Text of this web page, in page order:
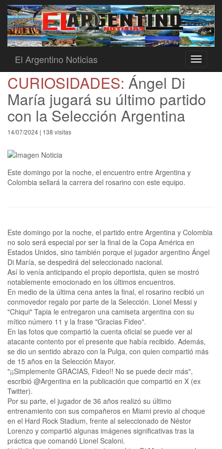
Toggle
El Argentino Noticias
CURIOSIDADES: Ángel Di
María jugará su último partido
con la Selección Argentina
14/07/2024 | 138 visitas
Este domingo por la noche, el encuentro entre Argentina y
Colombia sellará la carrera del rosarino con este equipo.
Este domingo por la noche, el partido entre Argentina y Colombia
no solo será especial por ser la final de la Copa América en
Estados Unidos, sino también porque el jugador argentino Ángel
Di María, se despedirá del seleccionado nacional.
Así lo venía anticipando el propio deportista, quien se mostró
notablemente emocionado en los últimos encuentros.
En medio de la última cena antes la final, el rosarino recibió un
conmovedor regalo por parte de la Selección. Lionel Messi y
"Chiqui" Tapia le entregaron una camiseta argentina con su
mítico número 11 y la frase "Gracias Fideo".
En las fotos que compartió la cuenta oficial se puede ver al
atacante contento por el presente que había recibido. Además,
se dio un sentido abrazo con la Pulga, con quien compartió más
de 15 años en la Selección Mayor.
"¡¡Simplemente GRACIAS, Fideo!! No se puede decir más",
escribió @Argentina en la publicación que compartió en X (ex
Twitter).
Por su parte, el jugador de 36 años realizó su último
entrenamiento con sus compañeros en Miami previo al choque
en el Hard Rock Stadium, frente al seleccionado de Néstor
Lorenzo y compartió algunas imágenes significativas tras la
práctica que comandó Lionel Scaloni.